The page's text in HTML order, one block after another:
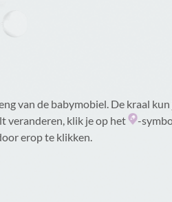
van de babymobiel. De kraal
veranderen, klik je op het
-
erop te klikken.